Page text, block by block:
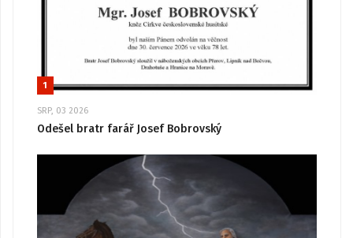
1
SRP, 03 2026
Odešel bratr farář Josef Bobrovský